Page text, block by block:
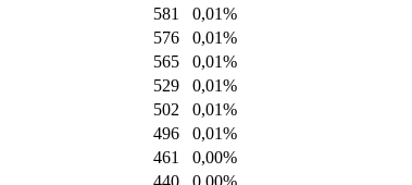
581
0,01%
576
0,01%
565
0,01%
529
0,01%
502
0,01%
496
0,01%
461
0,00%
440
0,00%